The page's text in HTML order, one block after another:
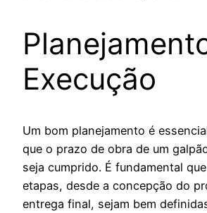
Execução
Um bom planejamento é
que o prazo de obra de um
seja cumprido. É fundamental
etapas, desde a concepção do
entrega final, sejam bem